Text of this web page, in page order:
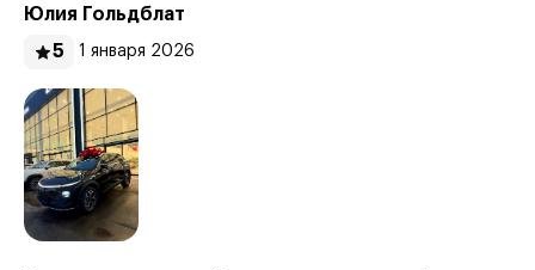
Юлия Гольдблат
5
1 января 2026